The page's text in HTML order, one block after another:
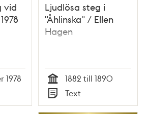
vid
1978
Ljudlösa steg i
"Åhlinska" / Ellen
Hagen
Tid
1882 till 1890
Typ
Text